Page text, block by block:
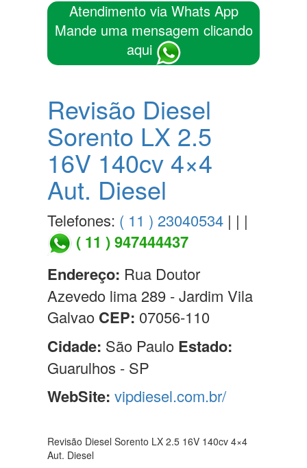
Atendimento via Whats App
Mande uma mensagem clicando
aqui
Revisão Diesel
Sorento LX 2.5
16V 140cv 4×4
Aut. Diesel
Telefones: ( 11 ) 23040534 | | |
( 11 ) 947444437
Endereço: Rua Doutor
Azevedo lima 289 - Jardim Vila
Galvao CEP: 07056-110
Cidade: São Paulo Estado:
Guarulhos - SP
WebSite: vipdiesel.com.br/
Revisão Diesel Sorento LX 2.5 16V 140cv 4×4
Aut. Diesel